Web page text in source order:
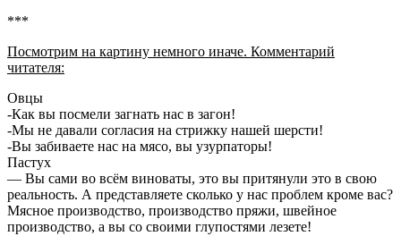
***
Посмотрим на картину немного иначе. Комментарий
читателя:
Овцы
-Как вы посмели загнать нас в загон!
-Мы не давали согласия на стрижку нашей шерсти!
-Вы забиваете нас на мясо, вы узурпаторы!
Пастух
— Вы сами во всём виноваты, это вы притянули это в свою
реальность. А представляете сколько у нас проблем кроме вас?
Мясное производство, производство пряжи, швейное
производство, а вы со своими глупостями лезете!